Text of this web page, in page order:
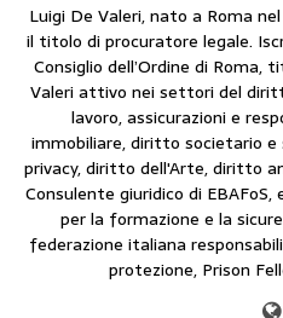
Luigi De Valeri, nato a Roma
il titolo di procuratore legale.
Consiglio dell’Ordine di Roma,
Valeri attivo nei settori del
lavoro, assicurazioni e
immobiliare, diritto societario
privacy, diritto dell'Arte, diritto
Consulente giuridico di
per la formazione e la
federazione italiana
protezione, Prison